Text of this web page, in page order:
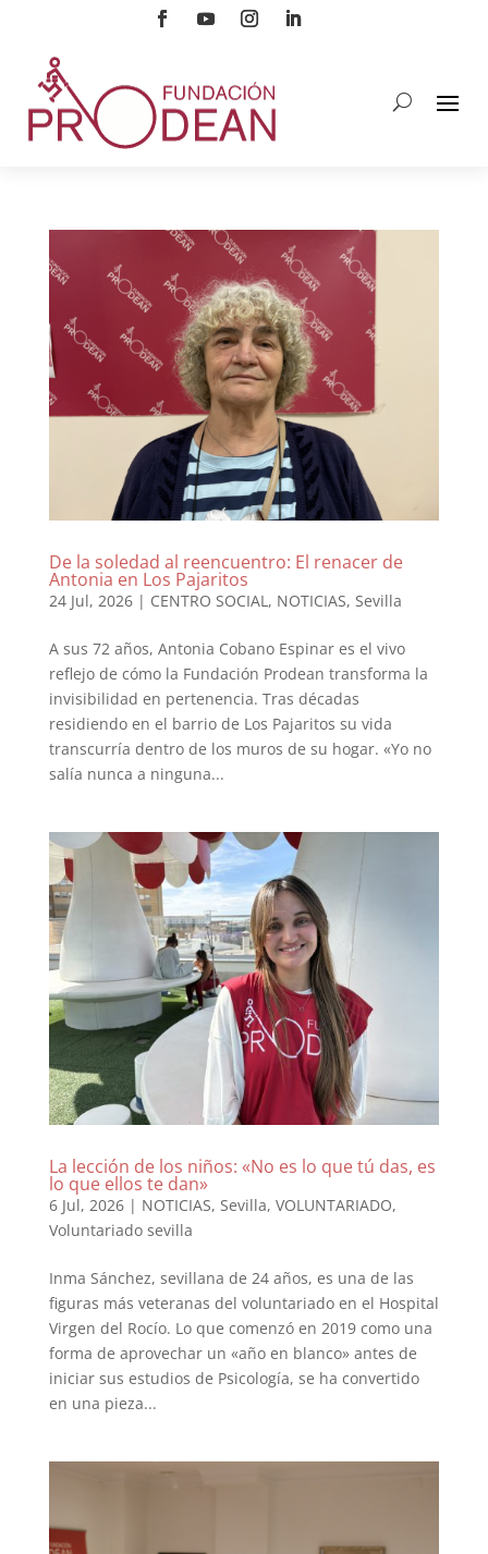
De la soledad al reencuentro: El renacer de
Antonia en Los Pajaritos
24 Jul, 2026| CENTRO SOCIAL, NOTICIAS, Sevilla
A sus 72 años, Antonia Cobano Espinar es el vivo
reflejo de cómo la Fundación Prodean transforma la
invisibilidad en pertenencia. Tras décadas
residiendo en el barrio de Los Pajaritos su vida
transcurría dentro de los muros de su hogar. «Yo no
salía nunca a ninguna...
La lección de los niños: «No es lo que tú das, es
lo que ellos te dan»
6 Jul, 2026| NOTICIAS, Sevilla, VOLUNTARIADO,
Voluntariado sevilla
Inma Sánchez, sevillana de 24 años, es una de las
figuras más veteranas del voluntariado en el Hospital
Virgen del Rocío. Lo que comenzó en 2019 como una
forma de aprovechar un «año en blanco» antes de
iniciar sus estudios de Psicología, se ha convertido
en una pieza...